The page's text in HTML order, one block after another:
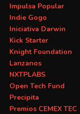
Impulsa Popular
Indie Gogo
Iniciativa Darwin
Kick Starter
Knight Foundation
Lanzanos
NXTPLABS
Open Tech Fund
Precipita
Premios CEMEX TEC